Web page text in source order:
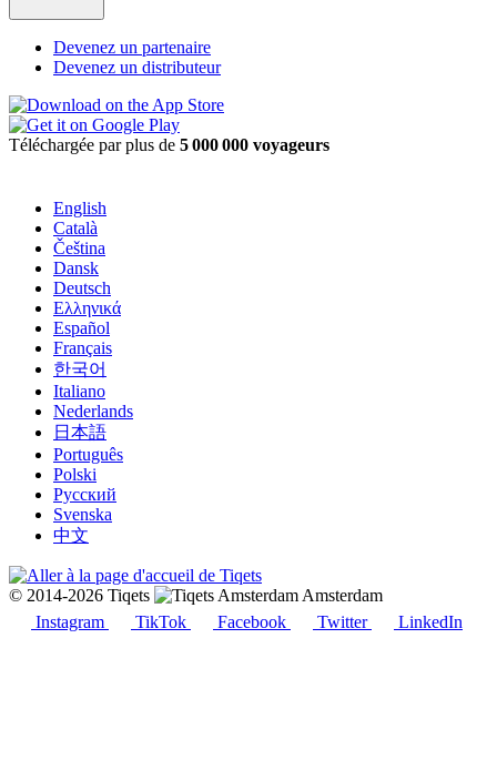
Devenez un partenaire
Devenez un distributeur
Téléchargée par plus de 5 000 000 voyageurs
English
Català
Čeština
Dansk
Deutsch
Ελληνικά
Español
Français
한국어
Italiano
Nederlands
日本語
Português
Polski
Русский
Svenska
中文
© 2014-2026 Tiqets
Amsterdam
Instagram
TikTok Facebook Twitter LinkedIn